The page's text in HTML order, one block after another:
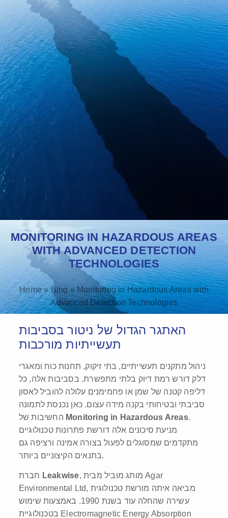
MONITORING IN HAZARDOUS AREAS
WITH ADVANCED DETECTION
TECHNOLOGIES
Home»Blog » Monitoring in Hazardous Areas with
Advanced Detection Technologies
האתגר הגדול של ניטור בסביבות
תעשייתיות מורכבות
ניהול מתקנים תעשייתיים, בתי זיקוק, תחנות כוח ומאגרי
דלק דורש רמת דיוק בלתי מתפשרת. בסביבות אלה, כל
דליפה קטנה של שמן או פחמימנים עלולה להוביל לאסון
סביבתי ובטיחותי בקנה מידה עצום. כאן נכנסת לתמונה
Monitoring in Hazardous Areas.
מניעת סיכונים אלה דורשת פתרונות טכנולוגיים
מתקדמים שמסוגלים לפעול בצורה אמינה ורציפה גם
בתנאים הקיצוניים ביותר.
Leakwise, מותג מוביל מבית Agar
Environmental Ltd, מביאה איתה מורשת טכנולוגית
עשירה שהחלה עוד בשנת 1990. באמצעות שימוש
בטכנולוגיית Electromagnetic Energy Absorption